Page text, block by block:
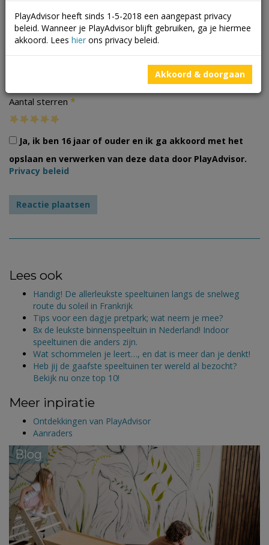
Aantal sterren *
Ja, ik ben 16 jaar of ouder en ik ga akkoord met het
opslaan en verwerken van deze data door PlayAdvisor.
Privacy beleid
Lees ook
Handig! De allerleukste speeltuinen langs de snelweg
route du soleil in Frankrijk
Tips voor een dagje pretpark; wat neem je mee?
8x de leukste binnenspeeltuin in Nederland! Indoor
speeltuinen die anders zijn.
Wat schommelen je leert…, en dat is meer dan je denkt!
Heb jij de gaafste speeltuinen ter wereld al bezocht?
Bekijk nu onze top 10!
Meer inpiratie
Ontdekkingen van PlayAdvisor
Aanraders
Blog
PlayAdvisor heeft sinds 1-5-2018 een aangepast privacy
beleid. Wanneer je PlayAdvisor blijft gebruiken, ga je hiermee
akkoord. Lees hier ons privacy beleid.
Akkoord & doorgaan